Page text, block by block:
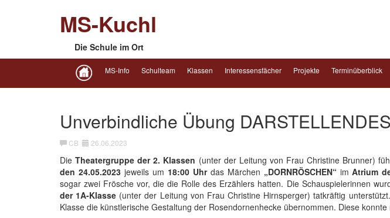
MS-Kuchl
Die Schule im Ort
MS-Info Schulteam Klassen Interessensfächer Projekte Terminüberblick
Unverbindliche Übung
CB 26.06.2023
DieTheatergruppe der 2. Klassen (unter der Leitung von Frau Christine Brunner)
den 24.05.2023jeweils um 18:00 Uhr das Märchen „DORNRÖSCHEN“ imAtrium
sogar zwei Frösche vor, die die Rolle des Erzählers hatten. Die Schauspielerinnen
der 1A-Klasse (unter der Leitung von Frau Christine Hirnsperger) tatkräftig
Klasse die künstlerische Gestaltung der Rosendornenhecke übernommen. Diese